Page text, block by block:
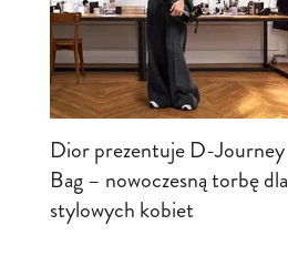
Dior prezentuje D-Journey
Bag – nowoczesną torbę dla
stylowych kobiet